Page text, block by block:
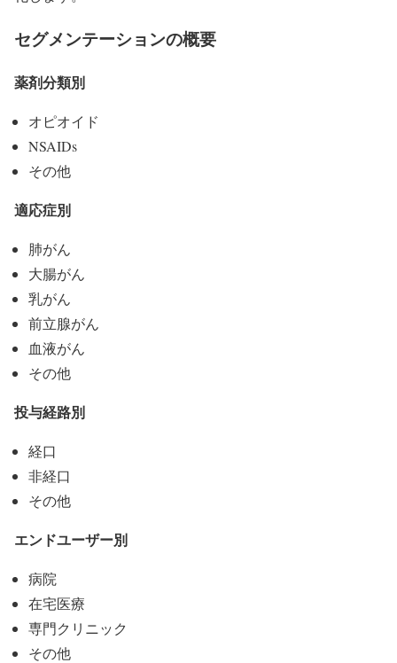
セグメンテーションの概要
薬剤分類別
オピオイド
NSAIDs
その他
適応症別
肺がん
大腸がん
乳がん
前立腺がん
血液がん
その他
投与経路別
経口
非経口
その他
エンドユーザー別
病院
在宅医療
専門クリニック
その他